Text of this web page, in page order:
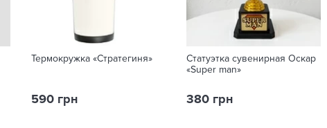
Термокружка «Стратегиня»
590 грн
Статуэтка сувенирная Оскар
«Super man»
380 грн